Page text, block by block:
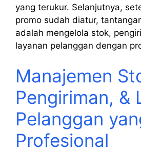
yang terukur. Selanjutnya,
promo sudah diatur,
adalah mengelola stok,
layanan pelanggan dengan
Manajemen
Pengiriman, &
Pelanggan
Profesional